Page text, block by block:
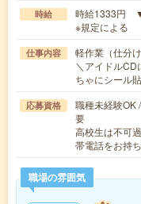
時給
時給1333円
※規定による
仕事内容
軽作業（仕分
＼アイドル
ちゃにシール
応募資格
職種未経験OK
要
高校生は不可
帯電話をお持
職場の雰囲気